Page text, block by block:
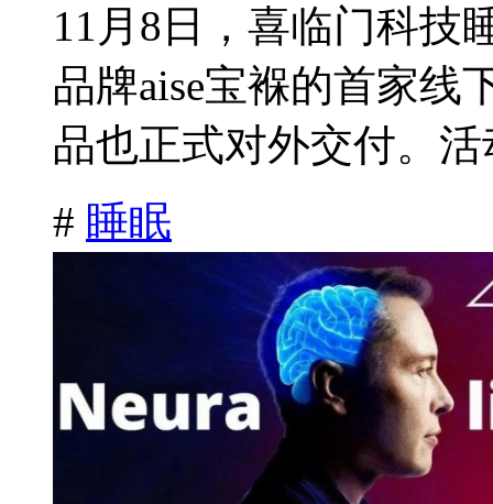
11月8日，喜临门科技
品牌aise宝褓的首家线
品也正式对外交付。活
# 睡眠